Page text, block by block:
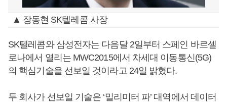
▲ 장동현 SK텔레콤 사장
SK텔레콤와 삼성전자는 다음달 2일부터 스페인 바르셀
로나에서 열리는 MWC2015에서 차세대 이동통신(5G)
의 핵심기술을 선보일 것이라고 24일 밝혔다.
두 회사가 선보일 기술은 ‘밀리미터 파’ 대역에서 데이터